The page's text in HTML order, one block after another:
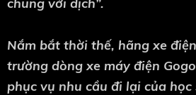
Nắm bắt thời thế, hãng xe
trường dòng xe máy điện
phục vụ nhu cầu đi lại của học